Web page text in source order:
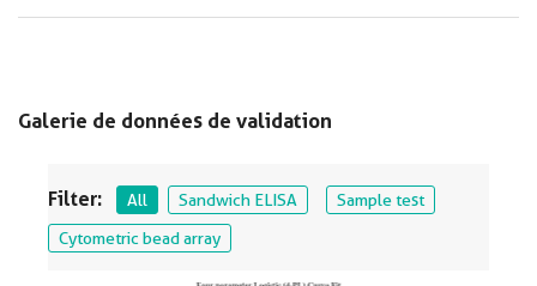
Galerie de données de validation
Filter: All Sandwich ELISA
Sample test
Cytometric bead array